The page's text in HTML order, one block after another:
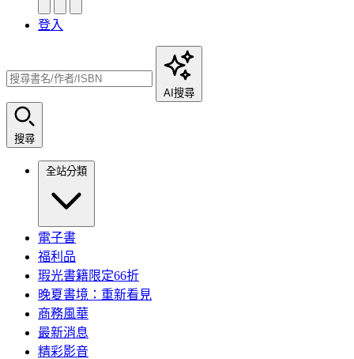
登入
AI搜尋
搜尋
全站分類
電子書
福利品
瑕光書籍限定66折
晚夏書境：重新看見
商務風華
最新消息
精彩影音